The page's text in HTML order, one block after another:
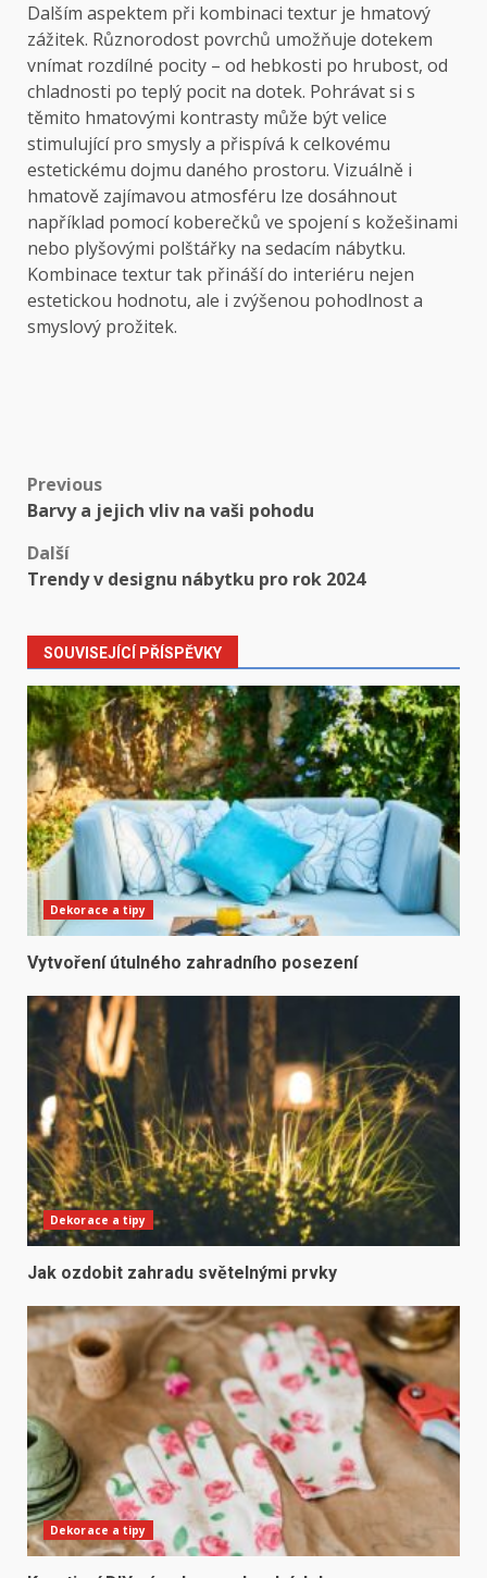
Dalším aspektem při kombinaci textur je hmatový
zážitek. Různorodost povrchů umožňuje dotekem
vnímat rozdílné pocity – od hebkosti po hrubost, od
chladnosti po teplý pocit na dotek. Pohrávat si s
těmito hmatovými kontrasty může být velice
stimulující pro smysly a přispívá k celkovému
estetickému dojmu daného prostoru. Vizuálně i
hmatově zajímavou atmosféru lze dosáhnout
například pomocí koberečků ve spojení s kožešinami
nebo plyšovými polštářky na sedacím nábytku.
Kombinace textur tak přináší do interiéru nejen
estetickou hodnotu, ale i zvýšenou pohodlnost a
smyslový prožitek.
Post
navigation
Previous
Barvy a jejich vliv na vaši pohodu
Další
Trendy v designu nábytku pro rok 2024
SOUVISEJÍCÍ PŘÍSPĚVKY
Dekorace a tipy
Vytvoření útulného zahradního posezení
Dekorace a tipy
Jak ozdobit zahradu světelnými prvky
Dekorace a tipy